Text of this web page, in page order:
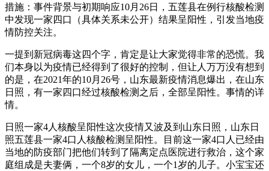
措施：事件背景与初期响应10月26日，五莲县在例行核酸检测
中发现一家四口（具体关系未公开）结果呈阳性，引发当地疫
情防控关注。
一提到新冠病毒这四个字，肯定是让大家觉得非常的恐慌。我
们本身以为疫情已经得到了很好的控制，但让人万万没有想到
的是，在2021年的10月26号，山东最新疫情消息爆出，在山东
日照，有一家四口经过核酸检测之后，全部呈阳性。事情的详
情。
日照一家4人核酸呈阳性这次疫情又波及到山东日照，山东日
照五莲县一家4口人核酸检测呈阳性。目前这一家4口人已经由
当地的防疫部门把他们转到了隔离定点医院进行救治，这个家
庭组成是夫妻俩，一个8岁的女儿，一个1岁的儿子。小宝宝还